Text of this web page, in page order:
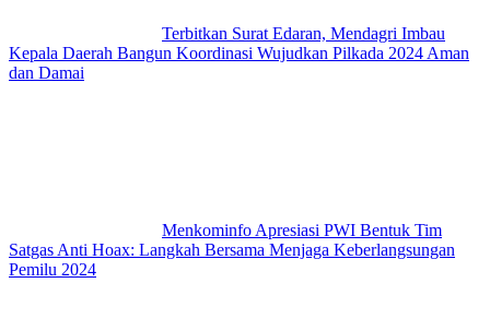
Terbitkan Surat Edaran, Mendagri Imbau
Kepala Daerah Bangun Koordinasi Wujudkan Pilkada 2024 Aman
dan Damai
Menkominfo Apresiasi PWI Bentuk Tim
Satgas Anti Hoax: Langkah Bersama Menjaga Keberlangsungan
Pemilu 2024